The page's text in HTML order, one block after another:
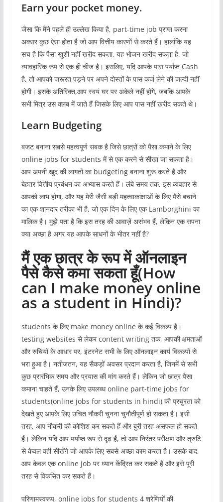
Earn your pocket money.
जैसा कि मैंने पहले ही उल्लेख किया है, part-time job प्राप्त करना
अक्सर कुछ ऐसा होता है जो आप वित्तीय कारणों से करते हैं। हालांकि यह
सच है कि पैसा खुशी नहीं खरीद सकता, यह भोजन खरीद सकता है, जो
व्यावहारिक रूप से एक ही चीज है। इसलिए, यदि आपके पास पर्याप्त Cash
है, तो आपको जरूरत पड़ने पर अपने दोस्तों के पास कर्ज लेने की जल्दी नहीं
होगी। इसके अतिरिक्त,आप स्वयं घर पर अकेले नहीं होंगे, जबकि आपके
सभी मित्र उस क्लब में जाते हैं जिसके लिए आप पास नहीं खरीद सकते थे।
Learn Budgeting
बजट बनाना सबसे महत्वपूर्ण सबक है जिसे छात्रों को पैसा कमाने के लिए
online jobs for students में से एक करने से सीखा जा सकता है।
आप अपनी खुद की लागतों का budgeting बनाना शुरू करते हैं और
बेहतर वित्तीय प्रबंधन का अभ्यास करते हैं। लंबे समय तक, इस व्यवहार से
आपको लाभ होगा, और यह मेरी जैसी बड़ी महत्वाकांक्षाओं के लिए पैसे बचाने
का एक शानदार तरीका भी है, जो एक दिन के लिए एक Lamborghini का
मालिक है। मुझे पता है कि इस तरह की आवाज़ें असंभव हैं, लेकिन एक सपना
क्या अच्छा है अगर यह आपके साधनों के भीतर नहीं है?
मैं एक छात्र के रूप में ऑनलाइन
पैसे कैसे कमा सकता हूँ(How
can I make money online
as a student in Hindi)?
students के लिए make money online के कई विकल्प हैं।
testing websites से लेकर content writing तक, आपकी क्षमताओं
और रुचियों के आधार पर, इंटरनेट सभी के लिए ऑनलाइन कार्य विकल्पों से
भरा हुआ है। नतीजतन, यह सैकड़ों अवसर प्रदान करता है, जिनमें से सभी
कुछ प्रारंभिक समय और प्रयास की मांग करते हैं। लेकिन जो छात्र पैसा
कमाना चाहते हैं, उनके लिए उपलब्ध online part-time jobs for
students(online jobs for students in hindi) की प्रचुरता को
देखते हुए आपके लिए उचित नौकरी चुनना चुनौतीपूर्ण हो सकता है। इसी
तरह, आप नौकरी की कोशिश कर सकते हैं और बुरी तरह असफल हो सकते
हैं। लेकिन यदि आप पर्याप्त रूप से दृढ़ हैं, तो आप निरंतर परीक्षण और त्रुटि
से केवल वही सीखेंगे जो आपके लिए सबसे अच्छा काम करता है। उसके बाद,
आप केवल एक online job पर ध्यान केंद्रित कर सकते हैं और इसे पूरी
तरह से विकसित कर सकते हैं।
परिणामस्वरूप, online jobs for students 4 श्रेणियों की